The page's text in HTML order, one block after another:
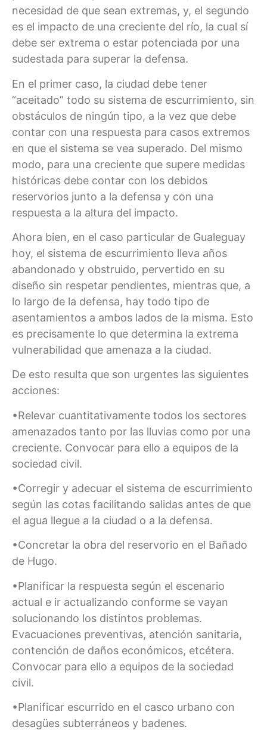
necesidad de que sean extremas, y, el segundo
es el impacto de una creciente del río, la cual sí
debe ser extrema o estar potenciada por una
sudestada para superar la defensa.
En el primer caso, la ciudad debe tener
“aceitado” todo su sistema de escurrimiento, sin
obstáculos de ningún tipo, a la vez que debe
contar con una respuesta para casos extremos
en que el sistema se vea superado. Del mismo
modo, para una creciente que supere medidas
históricas debe contar con los debidos
reservorios junto a la defensa y con una
respuesta a la altura del impacto.
Ahora bien, en el caso particular de Gualeguay
hoy, el sistema de escurrimiento lleva años
abandonado y obstruido, pervertido en su
diseño sin respetar pendientes, mientras que, a
lo largo de la defensa, hay todo tipo de
asentamientos a ambos lados de la misma. Esto
es precisamente lo que determina la extrema
vulnerabilidad que amenaza a la ciudad.
De esto resulta que son urgentes las siguientes
acciones:
•Relevar cuantitativamente todos los sectores
amenazados tanto por las lluvias como por una
creciente. Convocar para ello a equipos de la
sociedad civil.
•Corregir y adecuar el sistema de escurrimiento
según las cotas facilitando salidas antes de que
el agua llegue a la ciudad o a la defensa.
•Concretar la obra del reservorio en el Bañado
de Hugo.
•Planificar la respuesta según el escenario
actual e ir actualizando conforme se vayan
solucionando los distintos problemas.
Evacuaciones preventivas, atención sanitaria,
contención de daños económicos, etcétera.
Convocar para ello a equipos de la sociedad
civil.
•Planificar escurrido en el casco urbano con
desagües subterráneos y badenes.